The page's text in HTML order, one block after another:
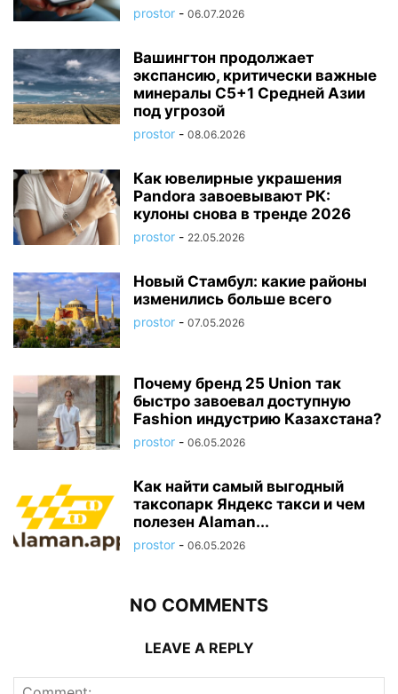
prostor - 06.07.2026
Вашингтон продолжает
экспансию, критически важные
минералы C5+1 Средней Азии
под угрозой
prostor - 08.06.2026
Как ювелирные украшения
Pandora завоевывают РК:
кулоны снова в тренде 2026
prostor - 22.05.2026
Новый Стамбул: какие районы
изменились больше всего
prostor - 07.05.2026
Почему бренд 25 Union так
быстро завоевал доступную
Fashion индустрию Казахстана?
prostor - 06.05.2026
Как найти самый выгодный
таксопарк Яндекс такси и чем
полезен Alaman...
prostor - 06.05.2026
NO COMMENTS
LEAVE A REPLY